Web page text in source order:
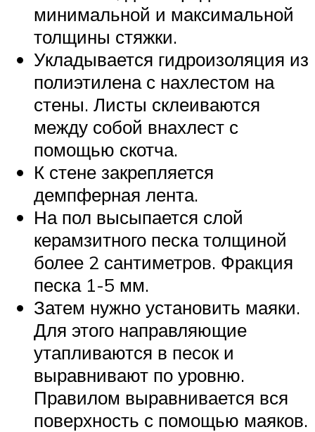
минимальной и максимальной
толщины стяжки.
Укладывается гидроизоляция из
полиэтилена с нахлестом на
стены. Листы склеиваются
между собой внахлест с
помощью скотча.
К стене закрепляется
демпферная лента.
На пол высыпается слой
керамзитного песка толщиной
более 2 сантиметров. Фракция
песка 1-5 мм.
Затем нужно установить маяки.
Для этого направляющие
утапливаются в песок и
выравнивают по уровню.
Правилом выравнивается вся
поверхность с помощью маяков.